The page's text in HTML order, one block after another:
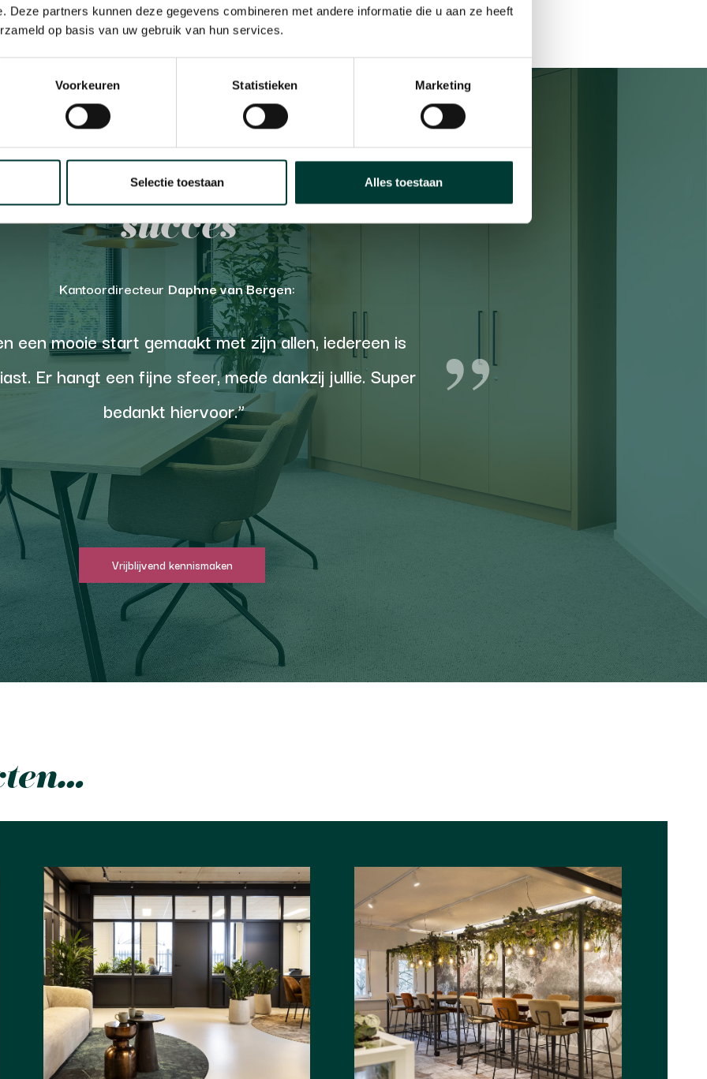
Deze partners kunnen deze gegevens combineren met andere informatie die u aan ze heeft
op basis van uw gebruik van hun services.
Voorkeuren Statistieken Marketing
Selectie toestaan Alles toestaan
als sleutel tot
succes
Kantoordirecteur Daphne van Bergen:
een mooie start gemaakt met zijn allen, iedereen is
Er hangt een fijne sfeer, mede dankzij jullie. Super
bedankt hiervoor.”
Vrijblijvend kennismaken